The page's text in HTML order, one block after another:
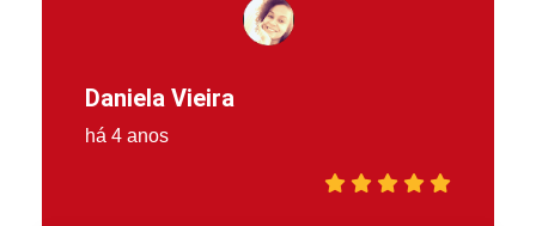
Daniela Vieira
há 4 anos